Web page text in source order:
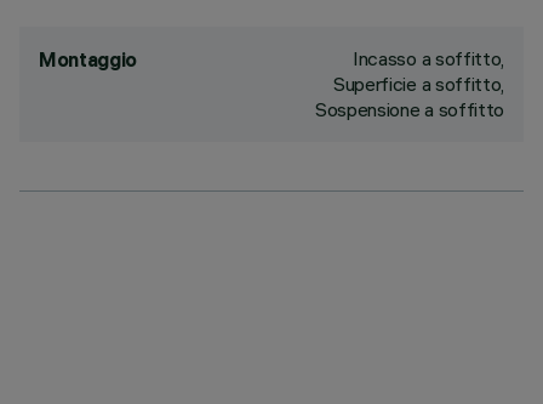
Montaggio
Incasso a soffitto,
Superficie a soffitto,
Sospensione a soffitto